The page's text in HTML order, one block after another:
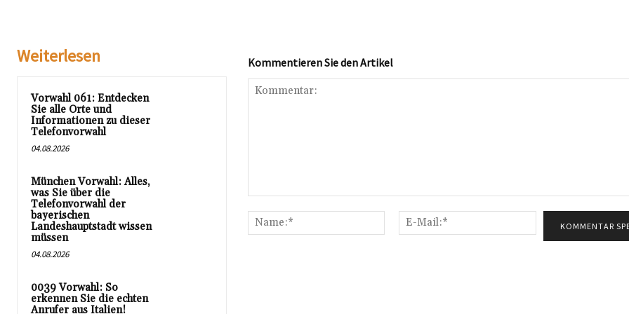
Weiterlesen
Vorwahl 061: Entdecken
Sie alle Orte und
Informationen zu dieser
Telefonvorwahl
04.08.2026
München Vorwahl: Alles,
was Sie über die
Telefonvorwahl der
bayerischen
Landeshauptstadt wissen
müssen
04.08.2026
0039 Vorwahl: So
erkennen Sie die echten
Anrufer aus Italien!
Kommentieren Sie den Artikel
Name:*
Mail:*